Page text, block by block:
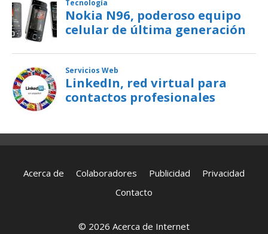
Acerca de Colaboradores Publicidad
Privacidad
Contacto
© 2026 Acerca de Internet